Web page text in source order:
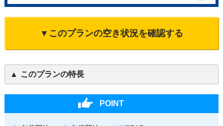
▼このプランの空き状況を確認する
このプランの特長
POINT